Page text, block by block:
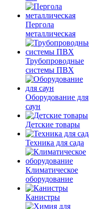
Пергола
металлическая
Трубопроводные
системы ПВХ
Оборудование для
саун
Детские товары
Техника для сада
Климатическое
оборудование
Канистры